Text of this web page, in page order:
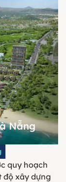
Nẵng
quy hoạch
độ xây dựng